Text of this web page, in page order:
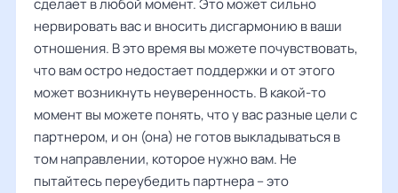
сделает в любой момент. Это может сильно
нервировать вас и вносить дисгармонию в ваши
отношения. В это время вы можете почувствовать,
что вам остро недостает поддержки и от этого
может возникнуть неуверенность. В какой-то
момент вы можете понять, что у вас разные цели с
партнером, и он (она) не готов выкладываться в
том направлении, которое нужно вам. Не
пытайтесь переубедить партнера – это